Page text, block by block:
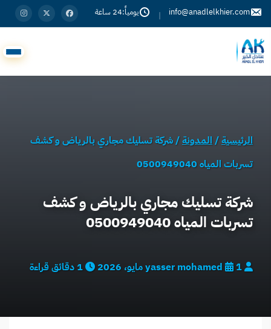
info@anadlelkhier.com
| يومياً:24 ساعة
الرئيسية/المدونة/شركة تسليك مجاري بالرياض و كشف
تسربات المياه 0500949040
شركة تسليك مجاري بالرياض و كشف
تسربات المياه 0500949040
1 مايو، 2026